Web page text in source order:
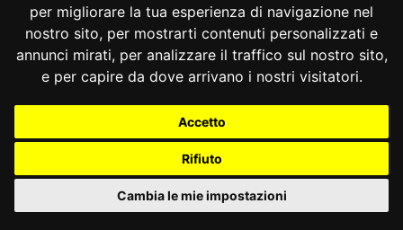
per migliorare la tua esperienza di navigazione nel
nostro sito, per mostrarti contenuti personalizzati e
annunci mirati, per analizzare il traffico sul nostro sito,
e per capire da dove arrivano i nostri visitatori.
Accetto
Rifiuto
Cambia le mie impostazioni
5.– Ancora in via preliminare, deve
essere rilevato che la prospettazione
difensiva della Regione Calabria, in ordine
alla mancata impugnazione di altre leggi
influisce sull’ammissibilità delle questioni di
legittimità costituzionale.
Al riguardo, questa Corte, con
orientamento costante, ha affermato che